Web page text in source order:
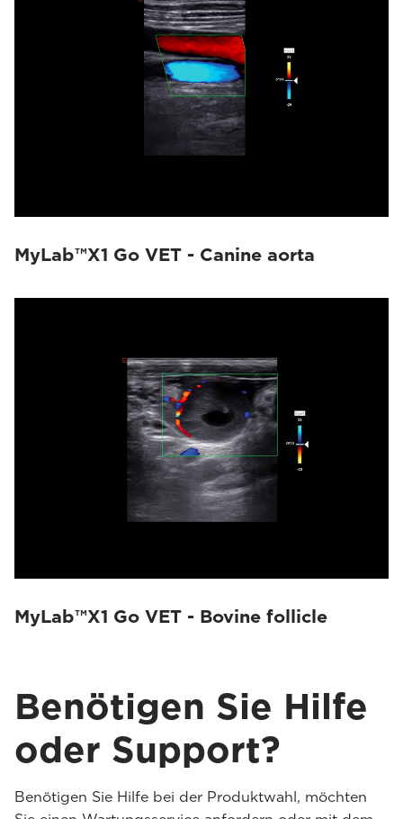
MyLab™X1 Go VET - Canine aorta
MyLab™X1 Go VET - Bovine follicle
Benötigen Sie Hilfe
oder Support?
Benötigen Sie Hilfe bei der Produktwahl, möchten